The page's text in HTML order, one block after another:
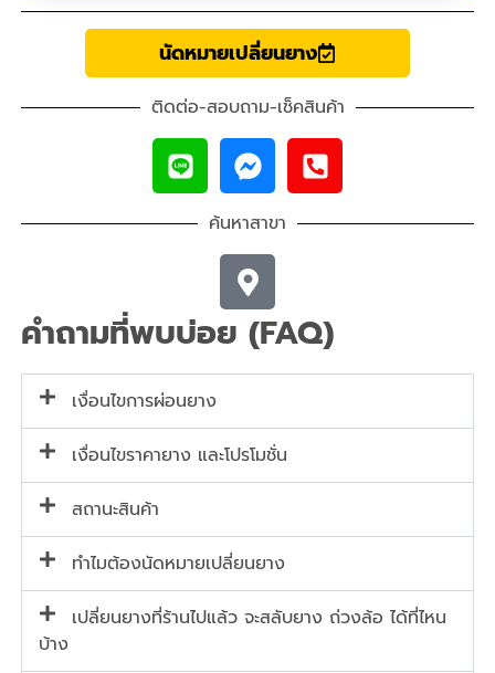
นัดหมายเปลี่ยนยาง
ติดต่อ-สอบถาม-เช็คสินค้า
ค้นหาสาขา
คำถามที่พบบ่อย (FAQ)
เงื่อนไขการผ่อนยาง
เงื่อนไขราคายาง และโปรโมชั่น
สถานะสินค้า
ทำไมต้องนัดหมายเปลี่ยนยาง
เปลี่ยนยางที่ร้านไปแล้ว จะสลับยาง ถ่วงล้อ ได้ที่ไหน
บ้าง